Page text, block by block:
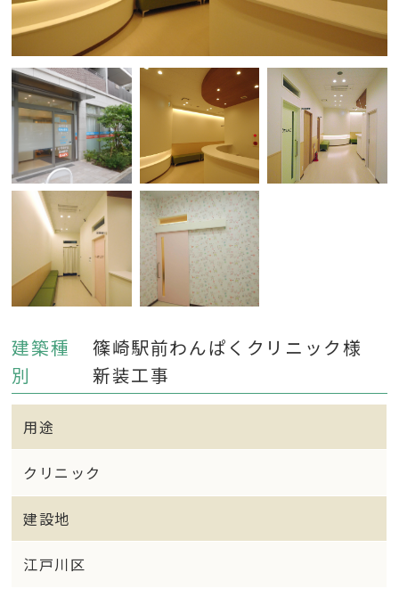
建築種
別
篠崎駅前わんぱくクリニック様
新装工事
用途
クリニック
建設地
江戸川区